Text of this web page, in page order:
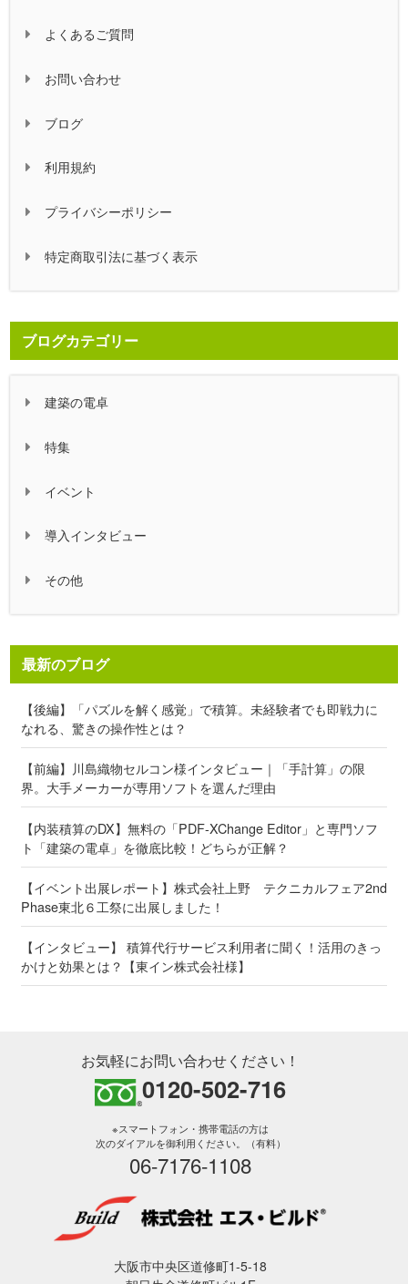
よくあるご質問
お問い合わせ
ブログ
利用規約
プライバシーポリシー
特定商取引法に基づく表示
ブログカテゴリー
建築の電卓
特集
イベント
導入インタビュー
その他
最新のブログ
【後編】「パズルを解く感覚」で積算。未経験者でも即戦力に
なれる、驚きの操作性とは？
【前編】川島織物セルコン様インタビュー｜「手計算」の限
界。大手メーカーが専用ソフトを選んだ理由
【内装積算のDX】無料の「PDF-XChange Editor」と専門ソフ
ト「建築の電卓」を徹底比較！どちらが正解？
【イベント出展レポート】株式会社上野 テクニカルフェア2nd
Phase東北６工祭に出展しました！
【インタビュー】 積算代行サービス利用者に聞く！活用のきっ
かけと効果とは？【東イン株式会社様】
お気軽にお問い合わせください！
0120-502-716
※スマートフォン・携帯電話の方は
次のダイアルを御利用ください。（有料）
06-7176-1108
大阪市中央区道修町1-5-18